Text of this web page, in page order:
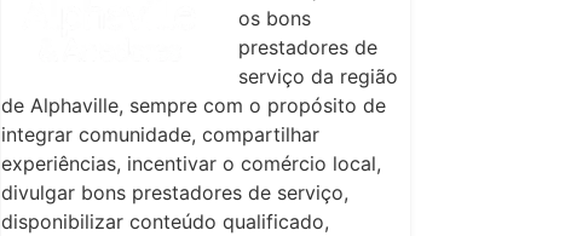
os bons
prestadores de
serviço da região
de Alphaville, sempre com o propósito de
integrar comunidade, compartilhar
experiências, incentivar o comércio local,
divulgar bons prestadores de serviço,
disponibilizar conteúdo qualificado,